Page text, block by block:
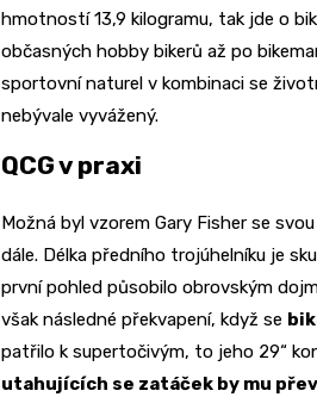
hmotností 13,9 kilogramu, tak jde o
občasných hobby bikerů až po
sportovní naturel v kombinaci se
nebývale vyvážený.
QCG v praxi
Možná byl vzorem Gary Fisher se
dále. Délka předního trojúhelníku je
první pohled působilo obrovským
však následné překvapení, když se
patřilo k supertočivým, to jeho 29“
utahujících se zatáček by mu